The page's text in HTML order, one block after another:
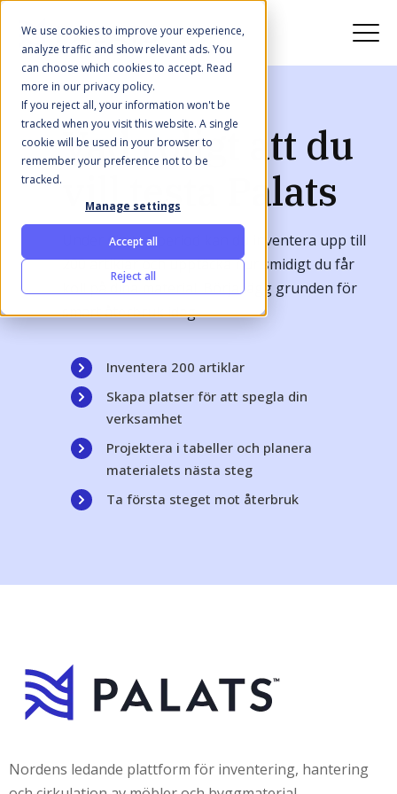
We use cookies to improve your experience,
analyze traffic and show relevant ads. You
can choose which cookies to accept. Read
more in our privacy policy.
If you reject all, your information won't be
tracked when you visit this website. A single
cookie will be used in your browser to
remember your preference not to be
tracked.
Manage settings
Accept all
Reject all
Vad roligt att du
vill testa Palats
Under din testperiod kan du inventera upp till
200 artiklar och upptäcka hur smidigt du får
koll på dina material. Börja lägg grunden för
smart återbruk idag.
Inventera 200 artiklar
Skapa platser för att spegla din
verksamhet
Projektera i tabeller och planera
materialets nästa steg
Ta första steget mot återbruk
Nordens ledande plattform för inventering, hantering